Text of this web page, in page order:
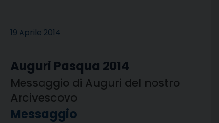
19 Aprile 2014
Auguri Pasqua 2014
Messaggio di Auguri del nostro
Arcivescovo
Messaggio